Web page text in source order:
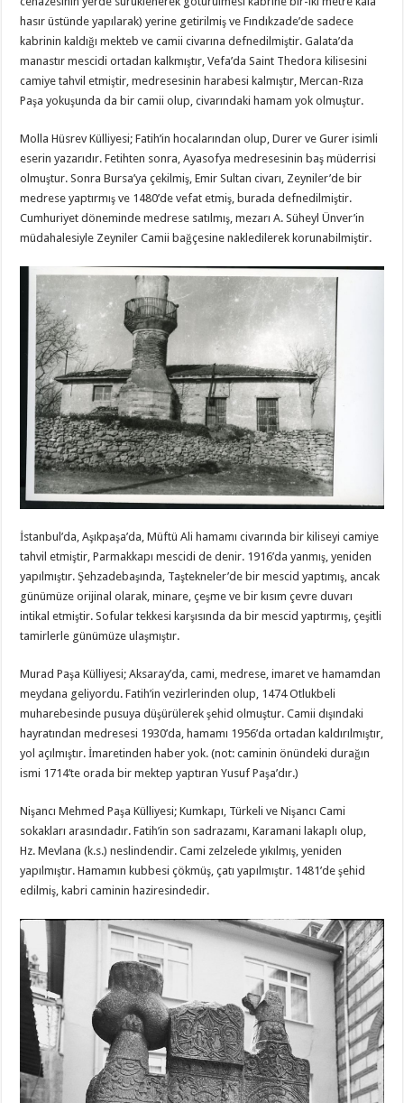
hasır üstünde yapılarak) yerine getirilmiş ve Fındıkzade’de sadece
kabrinin kaldığı mekteb ve camii civarına defnedilmiştir. Galata’da
manastır mescidi ortadan kalkmıştır, Vefa’da Saint Thedora kilisesini
camiye tahvil etmiştir, medresesinin harabesi kalmıştır, Mercan-Rıza
Paşa yokuşunda da bir camii olup, civarındaki hamam yok olmuştur.
Molla Hüsrev Külliyesi; Fatih’in hocalarından olup, Durer ve Gurer isimli
eserin yazarıdır. Fetihten sonra, Ayasofya medresesinin baş müderrisi
olmuştur. Sonra Bursa’ya çekilmiş, Emir Sultan civarı, Zeyniler’de bir
medrese yaptırmış ve 1480’de vefat etmiş, burada defnedilmiştir.
Cumhuriyet döneminde medrese satılmış, mezarı A. Süheyl Ünver’in
müdahalesiyle Zeyniler Camii bağçesine nakledilerek korunabilmiştir.
İstanbul’da, Aşıkpaşa’da, Müftü Ali hamamı civarında bir kiliseyi camiye
tahvil etmiştir, Parmakkapı mescidi de denir. 1916’da yanmış, yeniden
yapılmıştır. Şehzadebaşında, Taştekneler’de bir mescid yaptımış, ancak
günümüze orijinal olarak, minare, çeşme ve bir kısım çevre duvarı
intikal etmiştir. Sofular tekkesi karşısında da bir mescid yaptırmış, çeşitli
tamirlerle günümüze ulaşmıştır.
Murad Paşa Külliyesi; Aksaray’da, cami, medrese, imaret ve hamamdan
meydana geliyordu. Fatih’in vezirlerinden olup, 1474 Otlukbeli
muharebesinde pusuya düşürülerek şehid olmuştur. Camii dışındaki
hayratından medresesi 1930’da, hamamı 1956’da ortadan kaldırılmıştır,
yol açılmıştır. İmaretinden haber yok. (not: caminin önündeki durağın
ismi 1714’te orada bir mektep yaptıran Yusuf Paşa’dır.)
Nişancı Mehmed Paşa Külliyesi; Kumkapı, Türkeli ve Nişancı Cami
sokakları arasındadır. Fatih’in son sadrazamı, Karamani lakaplı olup,
Hz. Mevlana (k.s.) neslindendir. Cami zelzelede yıkılmış, yeniden
yapılmıştır. Hamamın kubbesi çökmüş, çatı yapılmıştır. 1481’de şehid
edilmiş, kabri caminin haziresindedir.